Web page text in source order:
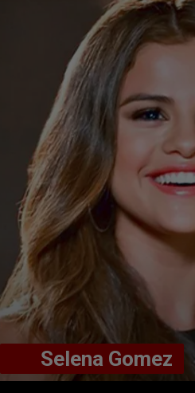
Selena Gomez
Selena Gomez